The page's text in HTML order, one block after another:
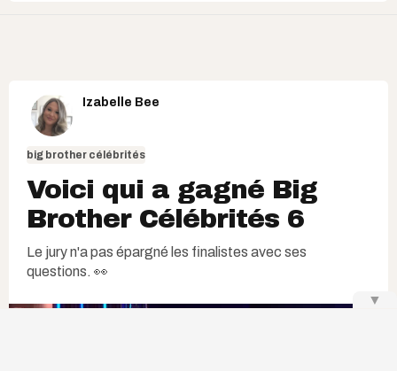
Izabelle Bee
big brother célébrités
Voici qui a gagné Big
Brother Célébrités 6
Le jury n'a pas épargné les finalistes avec ses
questions. 👀
▼